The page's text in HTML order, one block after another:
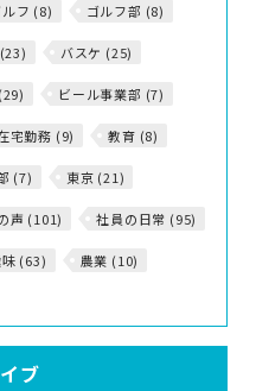
ルフ (8) ゴルフ部 (8)
バスケ (25)
ビール事業部 (7)
宅勤務 (9) 教育 (8)
(7) 東京 (21)
声 (101) 社員の日常 (95)
(63) 農業 (10)
ブ